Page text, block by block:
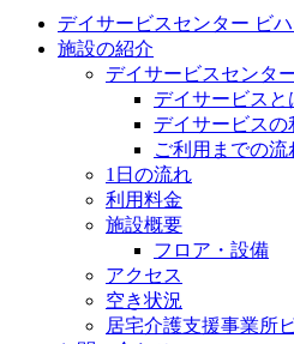
デイサービスセンター ビ
施設の紹介
デイサービスセンタ
デイサービスと
デイサービスの
ご利用までの流
1日の流れ
利用料金
施設概要
フロア・設備
アクセス
空き状況
居宅介護支援事業所